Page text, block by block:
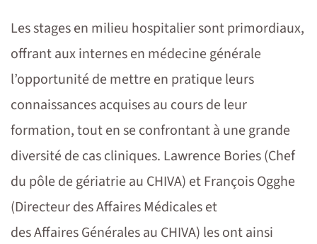
Les stages en milieu hospitalier sont primordiaux,
offrant aux internes en médecine générale
l’opportunité de mettre en pratique leurs
connaissances acquises au cours de leur
formation, tout en se confrontant à une grande
diversité de cas cliniques. Lawrence Bories (Chef
du pôle de gériatrie au CHIVA) et François Ogghe
(Directeur des Affaires Médicales et
des Affaires Générales au CHIVA) les ont ainsi